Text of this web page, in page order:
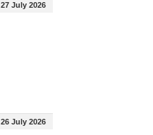
27 July 2026
26 July 2026